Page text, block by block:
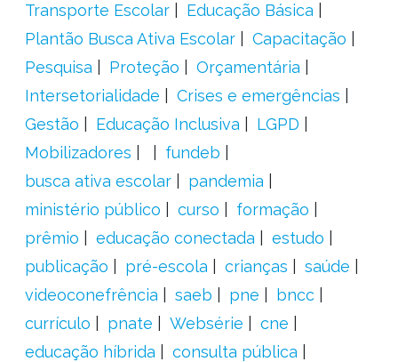
Transporte Escolar
Educação Básica
Plantão Busca Ativa Escolar
Capacitação
Pesquisa
Proteção
Orçamentária
Intersetorialidade
Crises e emergências
Gestão
Educação Inclusiva
LGPD
Mobilizadores
fundeb
busca ativa escolar
pandemia
ministério público
curso
formação
prêmio
educação conectada
estudo
publicação
pré-escola crianças
saúde
videoconefrência
saeb pne
bncc
currículo
pnate Websérie
cne
educação híbrida
consulta pública